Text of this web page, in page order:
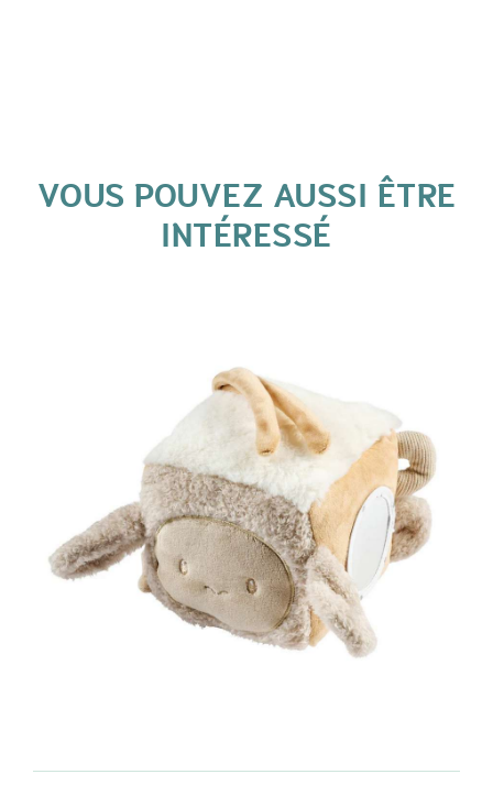
VOUS POUVEZ AUSSI ÊTRE
INTÉRESSÉ